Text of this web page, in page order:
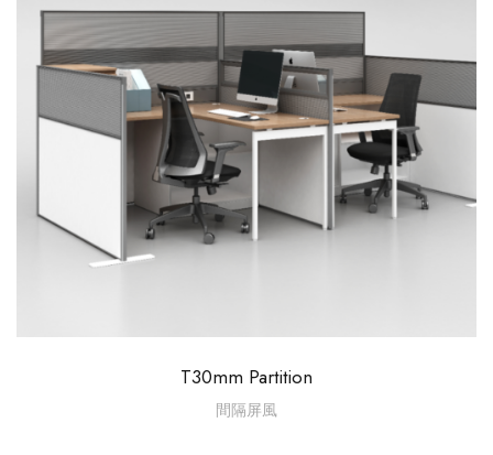
T30mm Partition
間隔屏風